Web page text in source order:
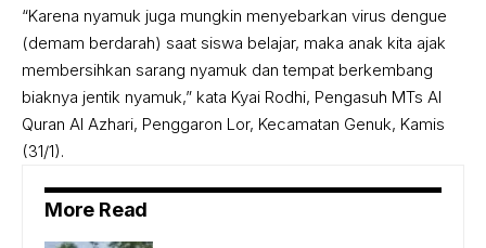
“Karena nyamuk juga mungkin menyebarkan virus dengue
(demam berdarah) saat siswa belajar, maka anak kita ajak
membersihkan sarang nyamuk dan tempat berkembang
biaknya jentik nyamuk,” kata Kyai Rodhi, Pengasuh MTs Al
Quran Al Azhari, Penggaron Lor, Kecamatan Genuk, Kamis
(31/1).
More Read